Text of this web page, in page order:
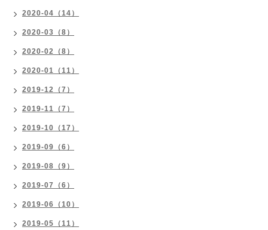
2020-04（14）
2020-03（8）
2020-02（8）
2020-01（11）
2019-12（7）
2019-11（7）
2019-10（17）
2019-09（6）
2019-08（9）
2019-07（6）
2019-06（10）
2019-05（11）